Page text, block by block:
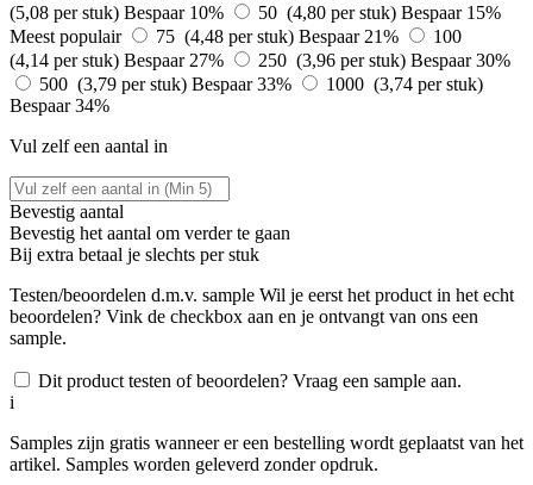
(5,08 per stuk) Bespaar 10% 50 (4,80 per stuk) Bespaar 15%
Meest populair
75 (4,48 per stuk) Bespaar 21%
100
(4,14 per stuk) Bespaar 27% 250 (3,96 per stuk) Bespaar 30%
500 (3,79 per stuk) Bespaar 33%
1000 (3,74 per stuk)
Bespaar 34%
Vul zelf een aantal in
Bevestig aantal
Bevestig het aantal om verder te gaan
Bij extra betaal je slechts per stuk
Testen/beoordelen d.m.v. sample Wil je eerst het product in het echt
beoordelen? Vink de checkbox aan en je ontvangt van ons een
sample.
Dit product testen of beoordelen? Vraag een sample aan.
i
Samples zijn gratis wanneer er een bestelling wordt geplaatst van het
artikel. Samples worden geleverd zonder opdruk.